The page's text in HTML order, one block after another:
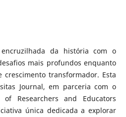
da história com o
mais profundos enquanto
transformador. Esta
Journal, em parceria com o
Researchers and Educators
única dedicada a explorar